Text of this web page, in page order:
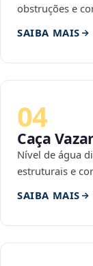
obstruções e
SAIBA MAIS
04
Caça
Nível de água
estruturais e
SAIBA MAIS